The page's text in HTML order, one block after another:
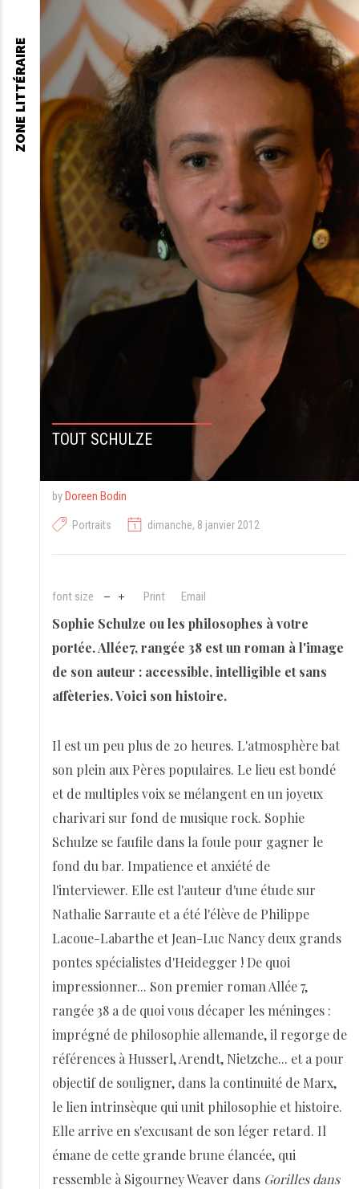
TOUT SCHULZE
by Doreen Bodin
Portraits dimanche, 8 janvier 2012
font size Print Email
Sophie Schulze ou les philosophes à votre
portée. Allée7, rangée 38 est un roman à l'image
de son auteur : accessible, intelligible et sans
affèteries. Voici son histoire.
Il est un peu plus de 20 heures. L'atmosphère bat
son plein aux Pères populaires. Le lieu est bondé
et de multiples voix se mélangent en un joyeux
charivari sur fond de musique rock. Sophie
Schulze se faufile dans la foule pour gagner le
fond du bar. Impatience et anxiété de
l'interviewer. Elle est l'auteur d'une étude sur
Nathalie Sarraute et a été l'élève de Philippe
Lacoue-Labarthe et Jean-Luc Nancy deux grands
pontes spécialistes d'Heidegger ! De quoi
impressionner... Son premier roman Allée 7,
rangée 38 a de quoi vous décaper les méninges :
imprégné de philosophie allemande, il regorge de
références à Husserl, Arendt, Nietzche... et a pour
objectif de souligner, dans la continuité de Marx,
le lien intrinsèque qui unit philosophie et histoire.
Elle arrive en s'excusant de son léger retard. Il
émane de cette grande brune élancée, qui
ressemble à Sigourney Weaver dans Gorilles dans
ZONE LITTÉRAIRE